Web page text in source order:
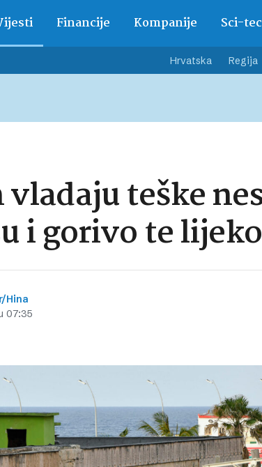
Financije Kompanije Sci-
Hrvatska Regija
teške
i gorivo te
Hina
07:35